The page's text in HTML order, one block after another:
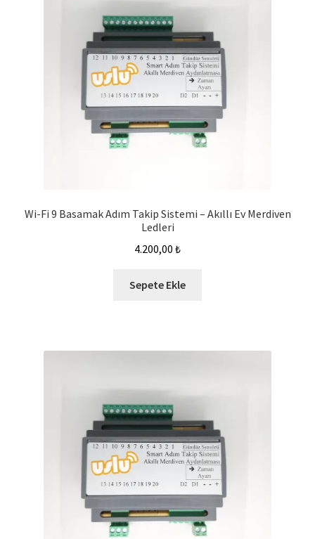
Wi-Fi 9 Basamak Adım Takip Sistemi – Akıllı Ev Merdiven
Ledleri
4.200,00 ₺
Sepete Ekle